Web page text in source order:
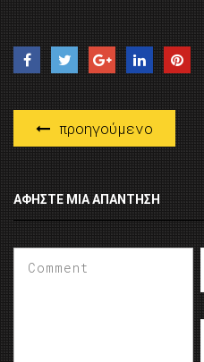
προηγούμενο
ΑΦΉΣΤΕ ΜΙΑ ΑΠΆΝΤΗΣΗ